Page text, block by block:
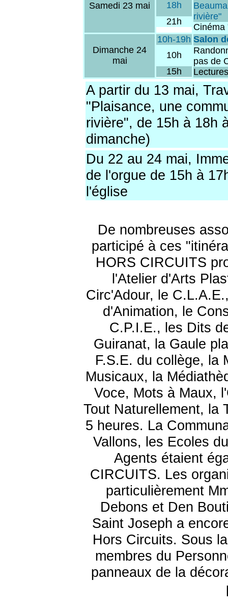
Samedi 23 mai
18h
21h
rivière"
Cinéma
Dimanche 24
mai
10h-19h
10h
15h
Salon
pas de
A partir du 13 mai,
"Plaisance, une
rivière", de 15h à 18h
dimanche)
Du 22 au 24 mai,
de l'orgue de 15h à
l'église
De nombreuses
participé à ces
HORS CIRCUITS
l'Atelier d'Arts
Circ'Adour, le
d'Animation, le
C.P.I.E., les Dits
Guiranat, la Gaule
F.S.E. du collège, la
Musicaux, la
Voce, Mots à Maux,
Tout Naturellement, la
5 heures. La
Vallons, les Ecoles
Agents étaient
CIRCUITS. Les
particulièrement
Debons et Den
Saint Joseph a
Hors Circuits. Sous
membres du
panneaux de la